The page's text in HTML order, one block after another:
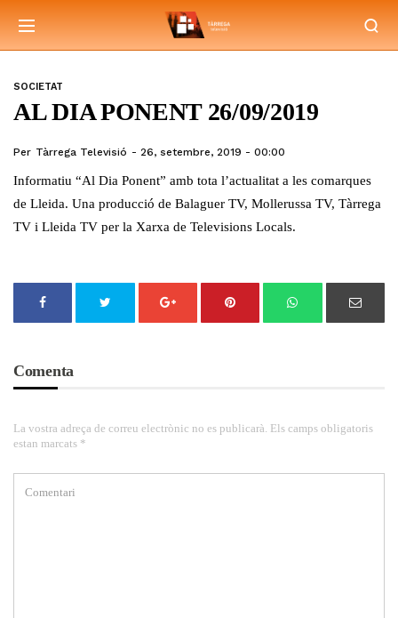
SOCIETAT
AL DIA PONENT 26/09/2019
Per Tàrrega Televisió 26, setembre, 2019 - 00:00
Informatiu “Al Dia Ponent” amb tota l’actualitat a les comarques
de Lleida. Una producció de Balaguer TV, Mollerussa TV, Tàrrega
TV i Lleida TV per la Xarxa de Televisions Locals.
Comenta
La vostra adreça de correu electrònic no es publicarà. Els camps obligatoris
estan marcats *